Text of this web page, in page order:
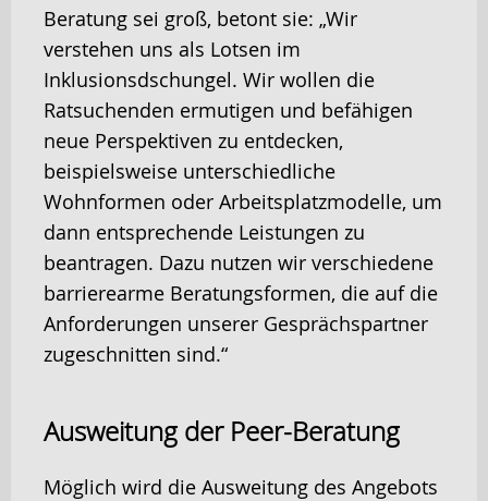
Beratung sei groß, betont sie: „Wir
verstehen uns als Lotsen im
Inklusionsdschungel. Wir wollen die
Ratsuchenden ermutigen und befähigen
neue Perspektiven zu entdecken,
beispielsweise unterschiedliche
Wohnformen oder Arbeitsplatzmodelle, um
dann entsprechende Leistungen zu
beantragen. Dazu nutzen wir verschiedene
barrierearme Beratungsformen, die auf die
Anforderungen unserer Gesprächspartner
zugeschnitten sind.“
Ausweitung der Peer-Beratung
Möglich wird die Ausweitung des Angebots